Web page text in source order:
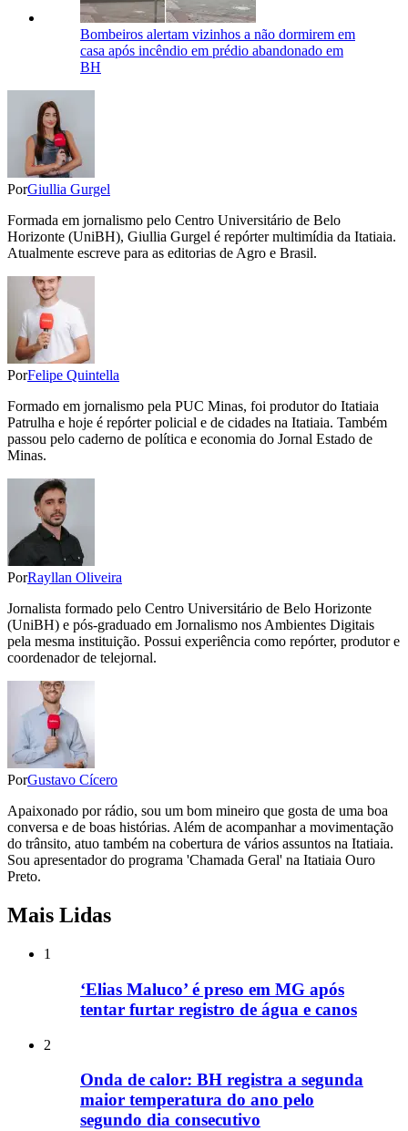
Bombeiros alertam vizinhos a não dormirem em
casa após incêndio em prédio abandonado em
BH
PorGiullia Gurgel
Formada em jornalismo pelo Centro Universitário de Belo
Horizonte (UniBH), Giullia Gurgel é repórter multimídia da Itatiaia.
Atualmente escreve para as editorias de Agro e Brasil.
PorFelipe Quintella
Formado em jornalismo pela PUC Minas, foi produtor do Itatiaia
Patrulha e hoje é repórter policial e de cidades na Itatiaia. Também
passou pelo caderno de política e economia do Jornal Estado de
Minas.
PorRayllan Oliveira
Jornalista formado pelo Centro Universitário de Belo Horizonte
(UniBH) e pós-graduado em Jornalismo nos Ambientes Digitais
pela mesma instituição. Possui experiência como repórter, produtor e
coordenador de telejornal.
PorGustavo Cícero
Apaixonado por rádio, sou um bom mineiro que gosta de uma boa
conversa e de boas histórias. Além de acompanhar a movimentação
do trânsito, atuo também na cobertura de vários assuntos na Itatiaia.
Sou apresentador do programa 'Chamada Geral' na Itatiaia Ouro
Preto.
Mais Lidas
1
‘Elias Maluco’ é preso em MG após
tentar furtar registro de água e canos
2
Onda de calor: BH registra a segunda
maior temperatura do ano pelo
segundo dia consecutivo